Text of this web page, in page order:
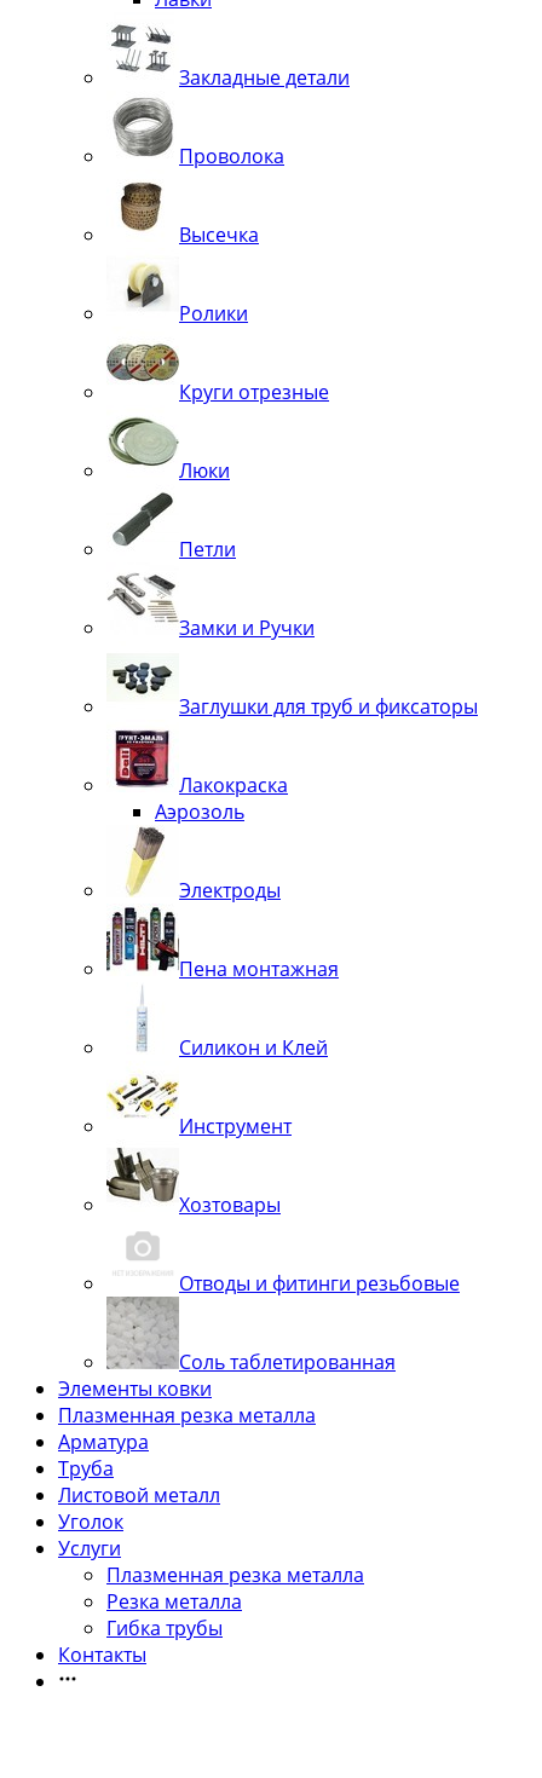
Закладные детали
Проволока
Высечка
Ролики
Круги отрезные
Люки
Петли
Замки и Ручки
Заглушки для труб и фиксаторы
Лакокраска
Аэрозоль
Электроды
Пена монтажная
Силикон и Клей
Инструмент
Хозтовары
Отводы и фитинги резьбовые
Соль таблетированная
Элементы ковки
Плазменная резка металла
Арматура
Труба
Листовой металл
Уголок
Услуги
Плазменная резка металла
Резка металла
Гибка трубы
Контакты